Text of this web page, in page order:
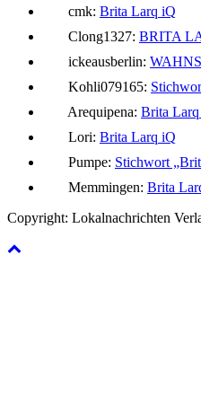
cmk: Brita Larq iQ
Clong1327: BRITA
ickeausberlin:
Kohli079165:
Arequipena: Brita
Lori: Brita Larq iQ
Pumpe: Stichwort
Memmingen: Brita
Copyright: Lokalnachrichten